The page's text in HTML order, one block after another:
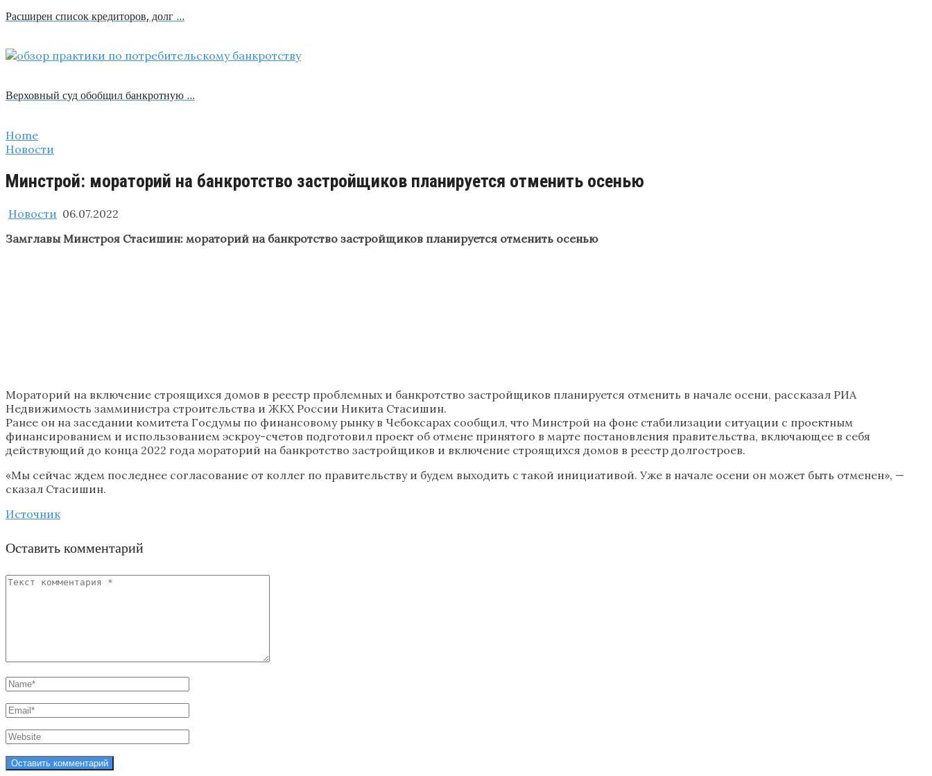
Расширен список кредиторов, долг …
Верховный суд обобщил банкротную …
Home
Новости
Минстрой: мораторий на банкротство застройщиков планируется отменить осенью
Новости 06.07.2022
Замглавы Минстроя Стасишин: мораторий на банкротство застройщиков планируется отменить осенью
Мораторий на включение строящихся домов в реестр проблемных и банкротство застройщиков планируется отменить в начале осени, рассказал РИА
Недвижимость замминистра строительства и ЖКХ России Никита Стасишин.
Ранее он на заседании комитета Госдумы по финансовому рынку в Чебоксарах сообщил, что Минстрой на фоне стабилизации ситуации с проектным
финансированием и использованием эскроу-счетов подготовил проект об отмене принятого в марте постановления правительства, включающее в себя
действующий до конца 2022 года мораторий на банкротство застройщиков и включение строящихся домов в реестр долгостроев.
«Мы сейчас ждем последнее согласование от коллег по правительству и будем выходить с такой инициативой. Уже в начале осени он может быть отменен», —
сказал Стасишин.
Источник
Оставить комментарий